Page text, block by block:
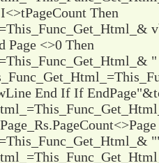
Then
Page <>0 Then
End If If EndPage
"